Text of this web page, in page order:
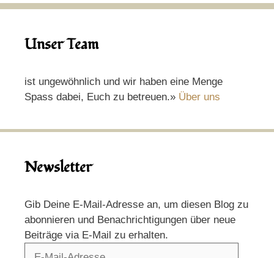
Unser Team
ist ungewöhnlich und wir haben eine Menge
Spass dabei, Euch zu betreuen.» Über uns
Newsletter
Gib Deine E-Mail-Adresse an, um diesen Blog zu
abonnieren und Benachrichtigungen über neue
Beiträge via E-Mail zu erhalten.